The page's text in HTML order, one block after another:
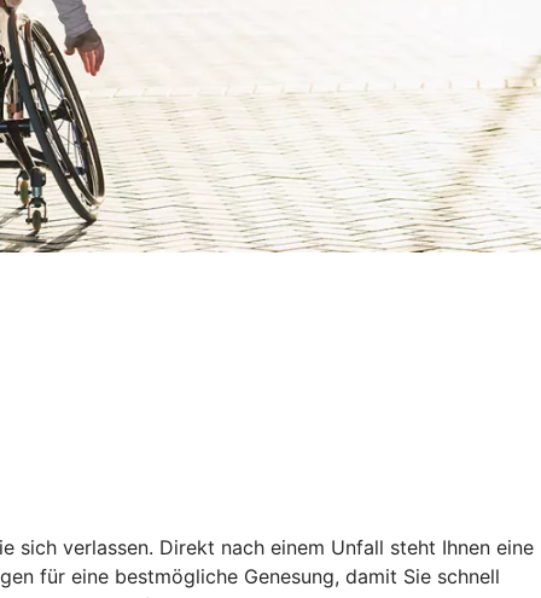
sich verlassen. Direkt nach einem Unfall steht Ihnen eine
für eine bestmögliche Genesung, damit Sie schnell